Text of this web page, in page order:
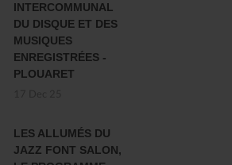
INTERCOMMUNAL
DU DISQUE ET DES
MUSIQUES
ENREGISTRÉES -
PLOUARET
LES ALLUMÉS DU
JAZZ FONT SALON,